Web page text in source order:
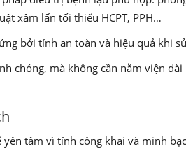
xâm lấn tối thiểu HCPT, PPH…
bởi tính an toàn và hiệu quả khi
chóng, mà không cần nằm viện
tâm vì tính công khai và minh